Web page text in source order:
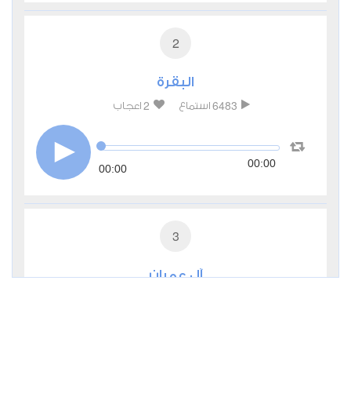
2
البقرة
6483 استماع 2 اعجاب
00:00 00:00
3
آل عمران